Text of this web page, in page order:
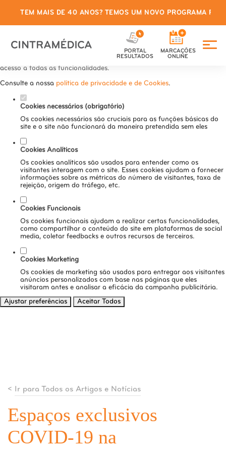
Defina as suas preferências de
cookies para este website.
Este website utiliza cookies estritamente necessários, analíticos e
acesso a todas as funcionalidades.
Consulte a nossa política de privacidade e de Cookies.
Cookies necessários (obrigatório)
Os cookies necessários são cruciais para as funções básicas do
site e o site não funcionará da maneira pretendida sem eles
Cookies Analíticos
Os cookies analíticos são usados para entender como os
visitantes interagem com o site. Esses cookies ajudam a fornecer
informações sobre as métricas do número de visitantes, taxa de
rejeição, origem do tráfego, etc.
Cookies Funcionais
Os cookies funcionais ajudam a realizar certas funcionalidades,
como compartilhar o conteúdo do site em plataformas de social
media, coletar feedbacks e outros recursos de terceiros.
Cookies Marketing
Os cookies de marketing são usados para entregar aos visitantes
anúncios personalizados com base nas páginas que eles
visitaram antes e analisar a eficácia da campanha publicitária.
Ajustar preferências
Aceitar Todos
TEM MAIS DE 40 ANOS? TEMOS UM NOVO PROGRAMA
PORTAL
RESULTADOS
MARCAÇÕES
ONLINE
< Ir para Todos os Artigos e Notícias
Espaços exclusivos
COVID-19 na